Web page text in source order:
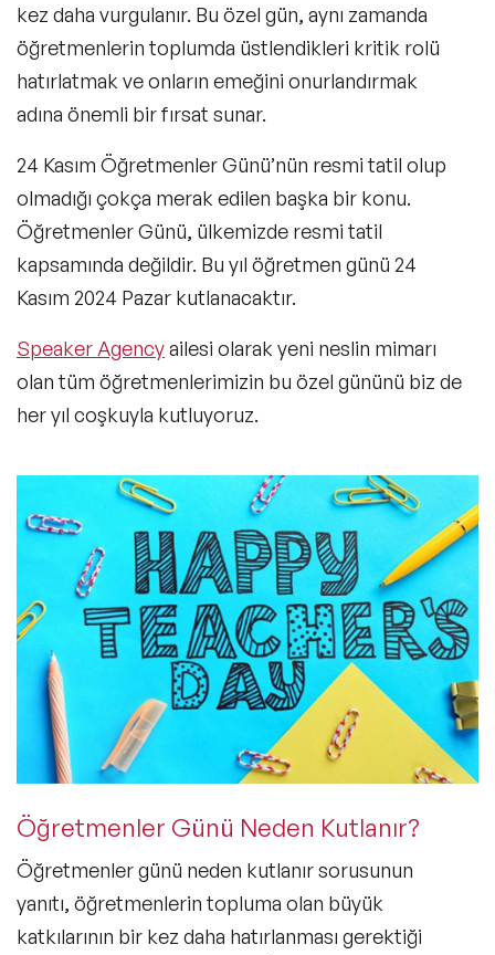
kez daha vurgulanır. Bu özel gün, aynı zamanda
öğretmenlerin toplumda üstlendikleri kritik rolü
hatırlatmak ve onların emeğini onurlandırmak
adına önemli bir fırsat sunar.
24 Kasım Öğretmenler Günü’nün resmi tatil olup
olmadığı çokça merak edilen başka bir konu.
Öğretmenler Günü, ülkemizde resmi tatil
kapsamında değildir. Bu yıl öğretmen günü 24
Kasım 2024 Pazar kutlanacaktır.
Speaker Agencyailesi olarak yeni neslin mimarı
olan tüm öğretmenlerimizin bu özel gününü biz de
her yıl coşkuyla kutluyoruz.
Öğretmenler Günü Neden Kutlanır?
Öğretmenler günü neden kutlanırsorusunun
yanıtı, öğretmenlerin topluma olan büyük
katkılarının bir kez daha hatırlanması gerektiği